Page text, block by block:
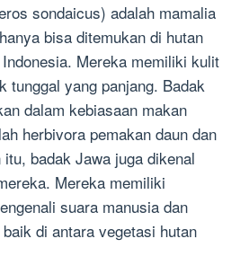
sondaicus) adalah mamalia
bisa ditemukan di hutan
Mereka memiliki kulit
tunggal yang panjang. Badak
dalam kebiasaan makan
herbivora pemakan daun dan
badak Jawa juga dikenal
Mereka memiliki
suara manusia dan
di antara vegetasi hutan